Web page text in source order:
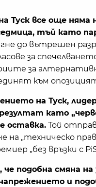
Туск все още няма
тъй като
до вътрешен
за
за
към
на Туск,
като
оставка. Той
на „техническо
„без връзки с
че подобна смяна
и